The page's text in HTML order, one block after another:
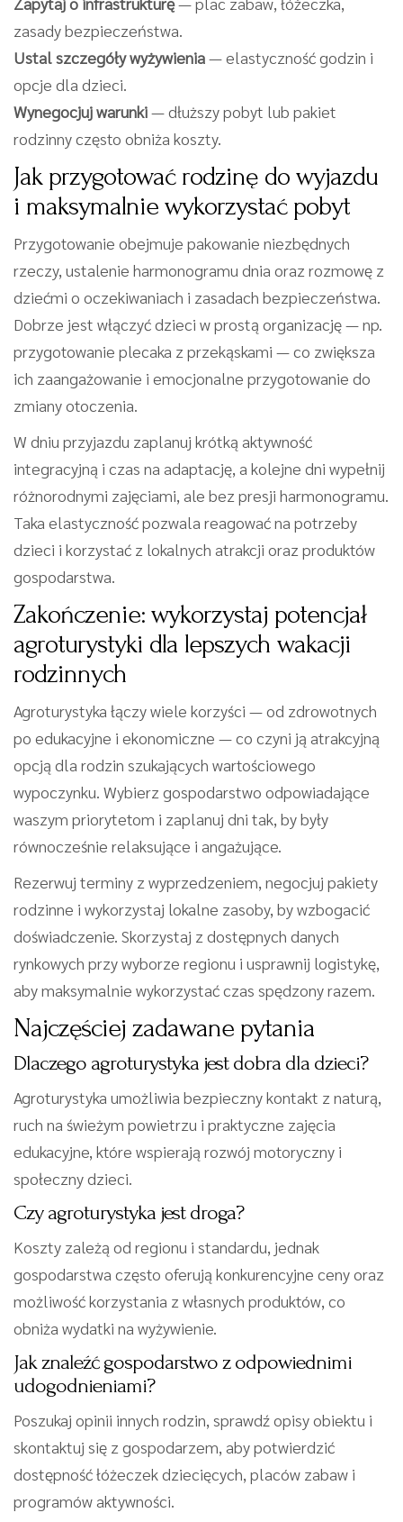
zasady bezpieczeństwa.
Ustal szczegóły wyżywienia— elastyczność godzin i
opcje dla dzieci.
Wynegocjuj warunki— dłuższy pobyt lub pakiet
rodzinny często obniża koszty.
Jak przygotować rodzinę do wyjazdu
i maksymalnie wykorzystać pobyt
Przygotowanie obejmuje pakowanie niezbędnych
rzeczy, ustalenie harmonogramu dnia oraz rozmowę z
dziećmi o oczekiwaniach i zasadach bezpieczeństwa.
Dobrze jest włączyć dzieci w prostą organizację — np.
przygotowanie plecaka z przekąskami — co zwiększa
ich zaangażowanie i emocjonalne przygotowanie do
zmiany otoczenia.
W dniu przyjazdu zaplanuj krótką aktywność
integracyjną i czas na adaptację, a kolejne dni wypełnij
różnorodnymi zajęciami, ale bez presji harmonogramu.
Taka elastyczność pozwala reagować na potrzeby
dzieci i korzystać z lokalnych atrakcji oraz produktów
gospodarstwa.
Zakończenie: wykorzystaj potencjał
agroturystyki dla lepszych wakacji
rodzinnych
Agroturystyka łączy wiele korzyści — od zdrowotnych
po edukacyjne i ekonomiczne — co czyni ją atrakcyjną
opcją dla rodzin szukających wartościowego
wypoczynku. Wybierz gospodarstwo odpowiadające
waszym priorytetom i zaplanuj dni tak, by były
równocześnie relaksujące i angażujące.
Rezerwuj terminy z wyprzedzeniem, negocjuj pakiety
rodzinne i wykorzystaj lokalne zasoby, by wzbogacić
doświadczenie. Skorzystaj z dostępnych danych
rynkowych przy wyborze regionu i usprawnij logistykę,
aby maksymalnie wykorzystać czas spędzony razem.
Najczęściej zadawane pytania
Dlaczego agroturystyka jest dobra dla dzieci?
Agroturystyka umożliwia bezpieczny kontakt z naturą,
ruch na świeżym powietrzu i praktyczne zajęcia
edukacyjne, które wspierają rozwój motoryczny i
społeczny dzieci.
Czy agroturystyka jest droga?
Koszty zależą od regionu i standardu, jednak
gospodarstwa często oferują konkurencyjne ceny oraz
możliwość korzystania z własnych produktów, co
obniża wydatki na wyżywienie.
Jak znaleźć gospodarstwo z odpowiednimi
udogodnieniami?
Poszukaj opinii innych rodzin, sprawdź opisy obiektu i
skontaktuj się z gospodarzem, aby potwierdzić
dostępność łóżeczek dziecięcych, placów zabaw i
programów aktywności.